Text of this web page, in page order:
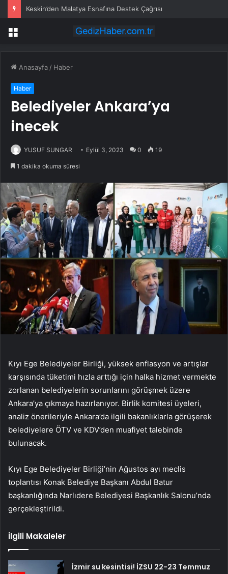
Keskin’den Malatya Esnafına Destek Çağrısı
Menü
Anasayfa / Haber
Haber
Belediyeler Ankara’ya
inecek
YUSUF SUNGAR Eylül 3, 2023 0 19
1 dakika okuma süresi
Kıyı Ege Belediyeler Birliği, yüksek enflasyon ve artışlar
karşısında tüketimi hızla arttığı için halka hizmet vermekte
zorlanan belediyelerin sorunlarını görüşmek üzere
Ankara’ya çıkmaya hazırlanıyor. Birlik komitesi üyeleri,
analiz önerileriyle Ankara’da ilgili bakanlıklarla görüşerek
belediyelere ÖTV ve KDV’den muafiyet talebinde
bulunacak.
Kıyı Ege Belediyeler Birliği’nin Ağustos ayı meclis
toplantısı Konak Belediye Başkanı Abdul Batur
başkanlığında Narlıdere Belediyesi Başkanlık Salonu’nda
gerçekleştirildi.
İlgili Makaleler
İzmir su kesintisi! İZSU 22-23 Temmuz